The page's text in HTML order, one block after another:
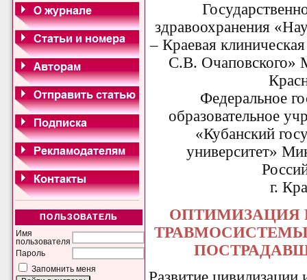
ПОЛЬЗОВАТЕЛЬ
Имя
пользователя
Пароль
Запомнить меня
здравоохранения
– Краевая
С.В. Очаповского»
Федеральное
образовательное
«Кубанский
университет»
г.
ОПТИМИЗАЦИЯ